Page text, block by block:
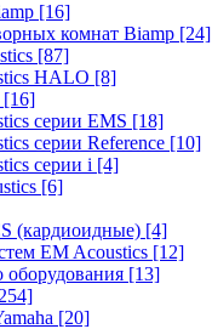
[16]
комнат Biamp [24]
[87]
HALO [8]
[16]
серии EMS [18]
серии Reference [10]
серии i [4]
[6]
(кардиоидные) [4]
EM Acoustics [12]
оборудования [13]
[20]